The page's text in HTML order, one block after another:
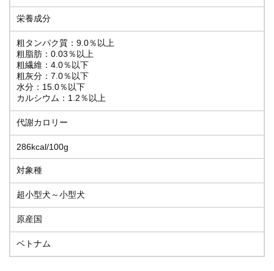
栄養成分
粗タンパク質：9.0％以上
粗脂肪：0.03％以上
粗繊維：4.0％以下
粗灰分：7.0％以下
水分：15.0％以下
カルシウム：1.2％以上
代謝カロリー
286kcal/100g
対象種
超小型犬～小型犬
原産国
ベトナム